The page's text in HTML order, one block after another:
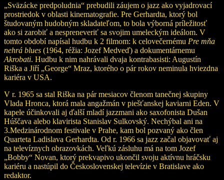
„Sväzácke predpoludnia“ prebudili záujem o jazz ako vyjadrovací
prostriedok v oblasti kinematografie. Pre Gerhardta, ktorý bol
študovaným hudobným skladateľom, to bola výborná príležitosť
ako si zarobiť a nespreneveriť sa svojim umeleckým ideálom. V
tomto období napísal hudbu k 2 filmom: k celovečernému Pre mňa
nehrá blues (1964, réžia: Jozef Medveď) a dokumentárnemu
Akrobati. Hudbu k nim nahrávali dvaja kontrabasisti: Augustín
Riška a Jiří „George“ Mraz, ktorého o pár rokov neminula hviezdna
kariéra v USA.
V r. 1965 sa stal Riška na pár mesiacov členom tanečnej skupiny
Vlada Hronca, ktorá mala angažmán v piešťanskej kaviarni Eden. V
kapele účinkovali aj ďalší mladí jazzmani ako saxofonista Dušan
Húščava alebo klavirista Stanislav Sulkovský. Nechýbal ani na
3.Medzinárodnom festivale v Prahe, kam bol pozvaný ako člen
Quarteta Ladislava Gerhardta. Od r. 1966 sa jazz začal objavovať aj
na televíznych obrazovkách. Veľkú zásluhu má na tom Jozef
„Bobby“ Novan, ktorý prekvapivo ukončil svoju aktívnu hráčsku
kariéru a nastúpil do Československej televízie v Bratislave ako
redaktor.